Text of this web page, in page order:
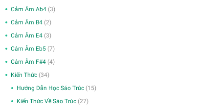
Cảm Âm Ab4 (3)
Cảm Âm B4 (2)
Cảm Âm E4 (3)
Cảm Âm Eb5 (7)
Cảm Âm F#4 (4)
Kiến Thức (34)
Hướng Dẫn Học Sáo Trúc (15)
Kiến Thức Về Sáo Trúc (27)